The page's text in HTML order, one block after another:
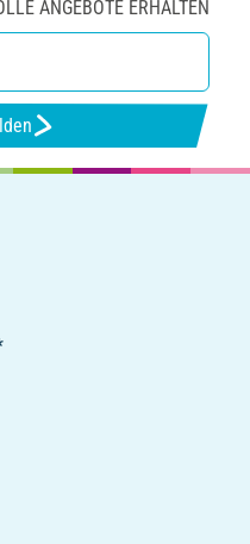
ANGEBOTE ERHALTEN